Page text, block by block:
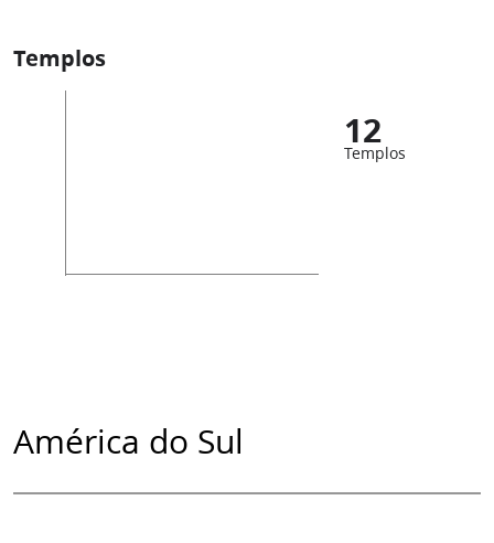
Templos
12
Templos
América do Sul